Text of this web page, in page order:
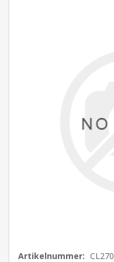
Artikelnummer: